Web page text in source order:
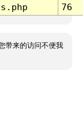
76
带来的访问不便我